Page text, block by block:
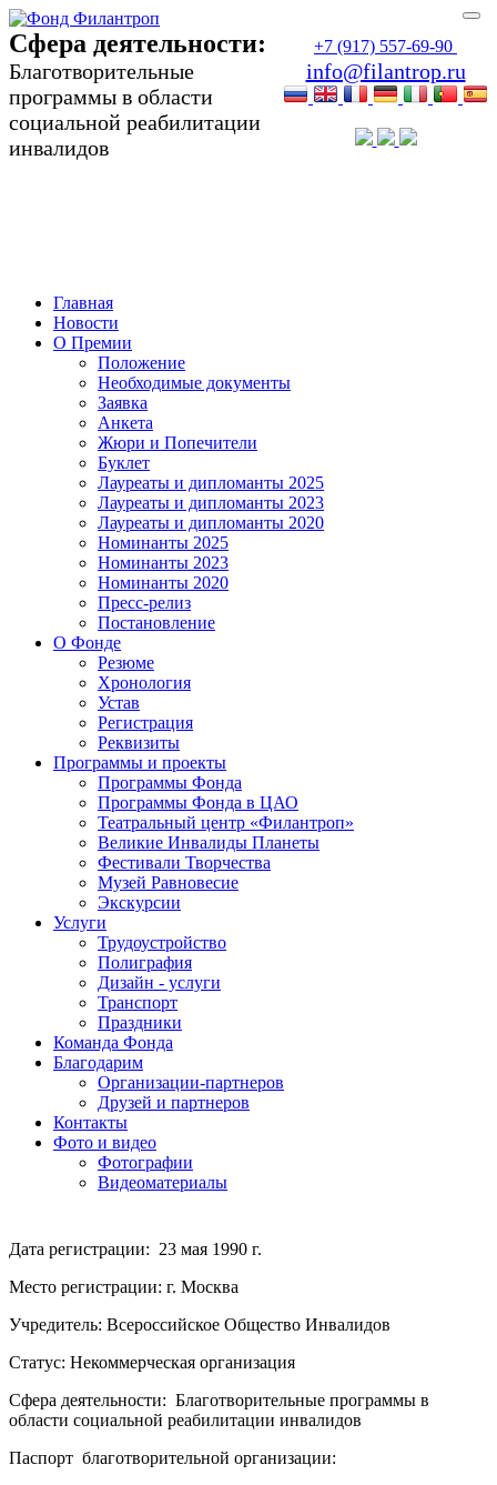
+7 (917) 557-69-90
info@filantrop.ru
Сфера деятельности:
Благотворительные
программы в области
социальной реабилитации
инвалидов
Главная
Новости
О Премии
Положение
Необходимые документы
Заявка
Анкета
Жюри и Попечители
Буклет
Лауреаты и дипломанты 2025
Лауреаты и дипломанты 2023
Лауреаты и дипломанты 2020
Номинанты 2025
Номинанты 2023
Номинанты 2020
Пресс-релиз
Постановление
О Фонде
Резюме
Хронология
Устав
Регистрация
Реквизиты
Программы и проекты
Программы Фонда
Программы Фонда в ЦАО
Театральный центр «Филантроп»
Великие Инвалиды Планеты
Фестивали Творчества
Музей Равновесие
Экскурсии
Услуги
Трудоустройство
Полиграфия
Дизайн - услуги
Транспорт
Праздники
Команда Фонда
Благодарим
Организации-партнеров
Друзей и партнеров
Контакты
Фото и видео
Фотографии
Видеоматериалы
Дата регистрации: 23 мая 1990 г.
Место регистрации: г. Москва
Учредитель: Всероссийское Общество Инвалидов
Статус: Некоммерческая организация
Сфера деятельности: Благотворительные программы в
области социальной реабилитации инвалидов
Паспорт благотворительной организации: